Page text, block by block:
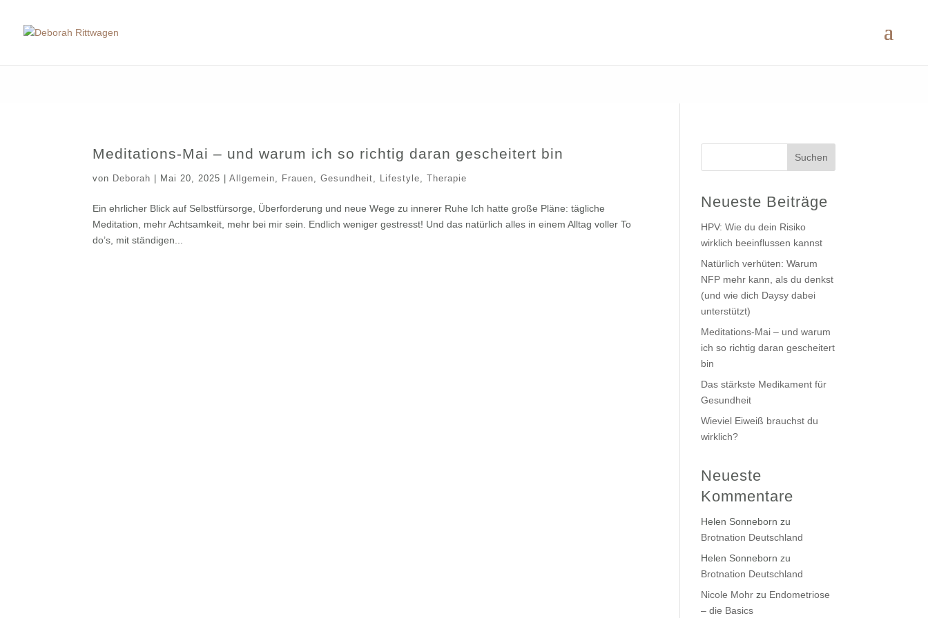
Meditations-Mai – und warum ich so richtig daran gescheitert bin
von Deborah Mai 20, 2025 |Allgemein, Frauen,Gesundheit, Lifestyle,Therapie
Ein ehrlicher Blick auf Selbstfürsorge, Überforderung und neue Wege zu innerer Ruhe Ich hatte große Pläne: tägliche
Meditation, mehr Achtsamkeit, mehr bei mir sein. Endlich weniger gestresst! Und das natürlich alles in einem Alltag voller To
do’s, mit ständigen...
Suchen
Neueste Beiträge
HPV: Wie du dein Risiko
wirklich beeinflussen kannst
Natürlich verhüten: Warum
NFP mehr kann, als du denkst
(und wie dich Daysy dabei
unterstützt)
Meditations-Mai – und warum
ich so richtig daran gescheitert
bin
Das stärkste Medikament für
Gesundheit
Wieviel Eiweiß brauchst du
wirklich?
Neueste
Kommentare
Helen Sonneborn zu
Brotnation Deutschland
Helen Sonneborn zu
Brotnation Deutschland
Nicole Mohr zu Endometriose
– die Basics